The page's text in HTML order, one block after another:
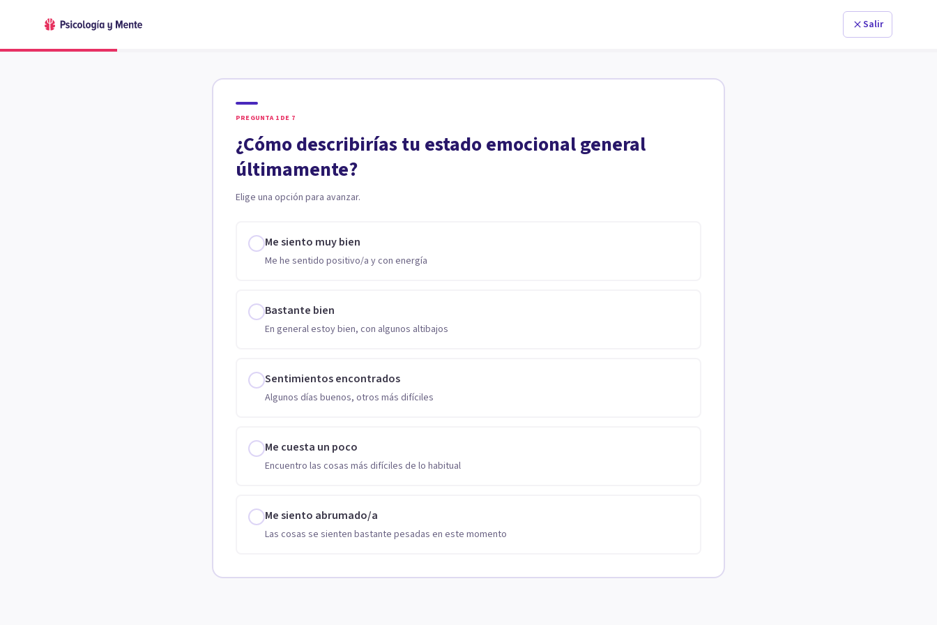
Salir
PREGUNTA 1 DE 7
¿Cómo describirías tu estado emocional general
últimamente?
Elige una opción para avanzar.
Me siento muy bien
Me he sentido positivo/a y con energía
Bastante bien
En general estoy bien, con algunos altibajos
Sentimientos encontrados
Algunos días buenos, otros más difíciles
Me cuesta un poco
Encuentro las cosas más difíciles de lo habitual
Me siento abrumado/a
Las cosas se sienten bastante pesadas en este momento